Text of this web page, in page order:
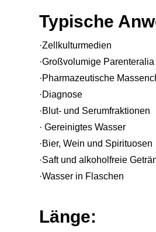
Typische
·Zellkulturmedien
·Großvolumige
·Pharmazeutische
·Diagnose
·Blut- und Serumfraktionen
· Gereinigtes Wasser
·Bier, Wein und Spirituosen
·Saft und alkoholfreie
·Wasser in Flaschen
Länge: